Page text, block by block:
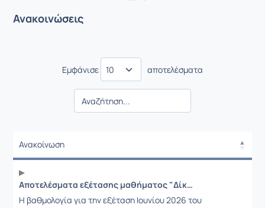
Ανακοινώσεις
Εμφάνισε αποτελέσματα
Ανακοίνωση
Αποτελέσματα εξέτασης μαθήματος "Δίκτυα Δημόσιας Χρήσης και Διασύνδεση Δικτύων" (Εξεταστική Ιουνίου 2026)
Η βαθμολογία για την εξέταση Ιουνίου 2026 του